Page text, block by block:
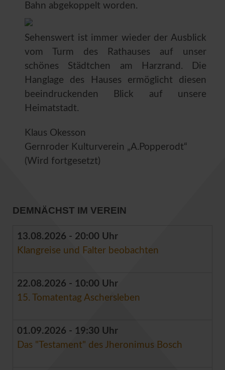
Bahn abgekoppelt worden.
Sehenswert ist immer wieder der Ausblick
vom Turm des Rathauses auf unser
schönes Städtchen am Harzrand. Die
Hanglage des Hauses ermöglicht diesen
beeindruckenden Blick auf unsere
Heimatstadt.
Klaus Okesson
Gernroder Kulturverein „A.Popperodt“
(Wird fortgesetzt)
DEMNÄCHST IM VEREIN
13.08.2026 - 20:00 Uhr
Klangreise und Falter beobachten
22.08.2026 - 10:00 Uhr
15. Tomatentag Aschersleben
01.09.2026 - 19:30 Uhr
Das "Testament" des Jheronimus Bosch